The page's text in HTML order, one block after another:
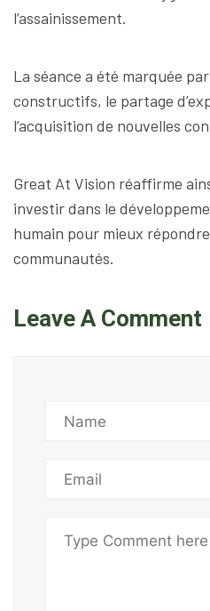
l’assainissement.
La séance a été marquée
constructifs, le partage
l’acquisition de nouvelles
Great At Vision réaffirme
investir dans le
humain pour mieux
communautés.
Leave A Comment